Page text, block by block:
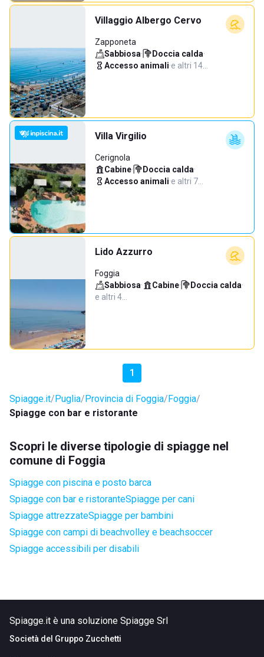
Villaggio Albergo Cervo
Zapponeta
Sabbiosa· Doccia calda·
Accesso animali·e altri 14…
Villa Virgilio
Cerignola
Cabine· Doccia calda·
Accesso animali·e altri 7…
Lido Azzurro
Foggia
Sabbiosa· Cabine· Doccia calda·
e altri 4…
1
Spiagge.it Puglia Provincia di Foggia Foggia
Spiagge con bar e ristorante
Scopri le diverse tipologie di spiagge nel
comune di Foggia
Spiagge con piscina e posto barca
Spiagge con bar e ristoranteSpiagge per cani
Spiagge attrezzateSpiagge per bambini
Spiagge con campi di beachvolley e beachsoccer
Spiagge accessibili per disabili
Spiagge.it è una soluzione Spiagge Srl
Società del Gruppo Zucchetti